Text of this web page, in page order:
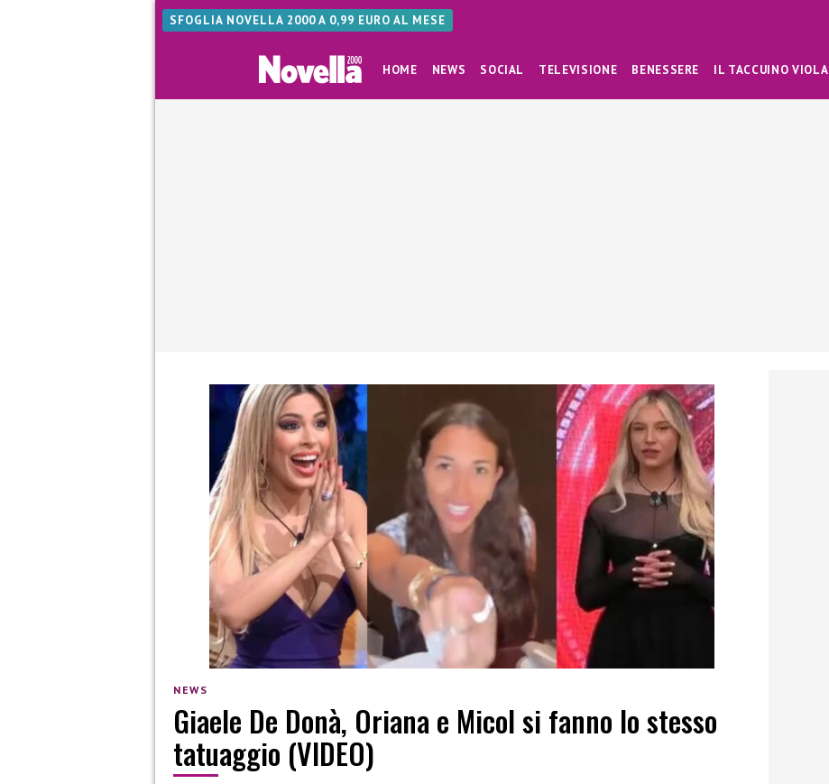
SFOGLIA NOVELLA 2000 A 0,99 EURO AL MESE
HOME NEWS SOCIAL TELEVISIONE BENESSERE IL TACCUINO VIOLA
NEWS
Giaele De Donà, Oriana e Micol si fanno lo stesso
tatuaggio (VIDEO)